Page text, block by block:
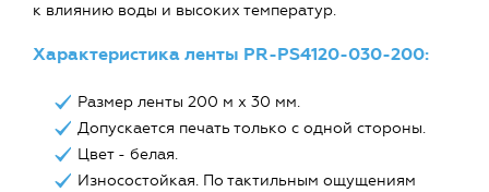
к влиянию воды и высоких температур.
Характеристика ленты PR-PS4120-030-200:
Размер ленты 200 м х 30 мм.
Допускается печать только с одной стороны.
Цвет - белая.
Износостойкая. По тактильным ощущениям